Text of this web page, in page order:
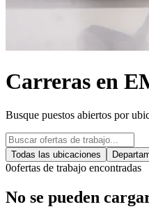
Carreras en
Busque puestos abiertos por
Todas las ubicaciones
0ofertas de trabajo encontradas
No se pueden